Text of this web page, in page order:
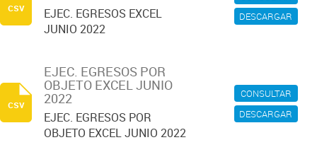
DESCARGAR
EJEC. EGRESOS EXCEL
JUNIO 2022
csv
CONSULTAR
DESCARGAR
EJEC. EGRESOS POR
OBJETO EXCEL JUNIO
2022
EJEC. EGRESOS POR
OBJETO EXCEL JUNIO 2022
csv